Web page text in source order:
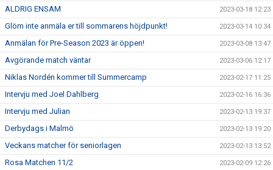
ALDRIG ENSAM 2023-03-18 12:23
Glöm inte anmäla er till sommarens höjdpunkt! 2023-03-14 10:34
Anmälan för Pre-Season 2023 är öppen! 2023-03-08 13:47
Avgörande match väntar 2023-03-06 12:17
Niklas Nordén kommer till Summercamp 2023-02-17 11:25
Intervju med Joel Dahlberg 2023-02-16 16:36
Intervju med Julian 2023-02-13 19:37
Derbydags i Malmö 2023-02-13 19:20
Veckans matcher för seniorlagen 2023-02-13 13:52
Rosa Matchen 11/2 2023-02-09 12:26